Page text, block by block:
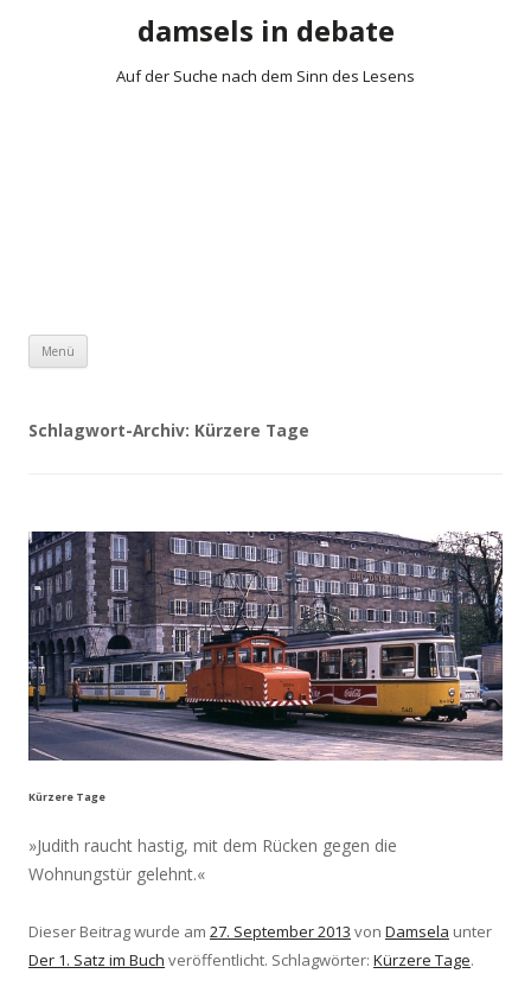
damsels in debate
Auf der Suche nach dem Sinn des Lesens
Menü
Schlagwort-Archiv: Kürzere Tage
Kürzere Tage
»Judith raucht hastig, mit dem Rücken gegen die
Wohnungstür gelehnt.«
Dieser Beitrag wurde am 27. September 2013 von Damsela unter
Der 1. Satz im Buch veröffentlicht. Schlagwörter: Kürzere Tage.